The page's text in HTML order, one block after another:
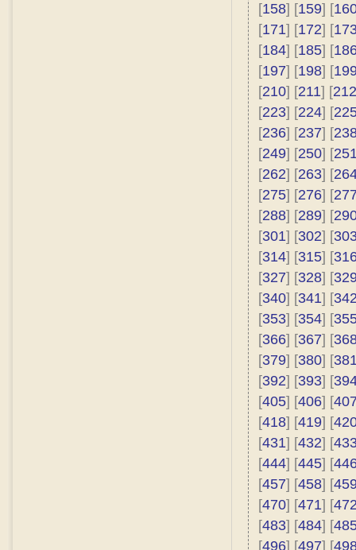
[158] [159] [
[171] [172] [
[184] [185] [
[197] [198] [
[210] [211] [212
[223] [224] [
[236] [237] [
[249] [250] [
[262] [263] [
[275] [276] [
[288] [289] [
[301] [302] [
[314] [315] [
[327] [328] [
[340] [341] [
[353] [354] [
[366] [367] [
[379] [380] [
[392] [393] [
[405] [406] [
[418] [419] [
[431] [432] [
[444] [445] [
[457] [458] [
[470] [471] [
[483] [484] [
[496] [497] [